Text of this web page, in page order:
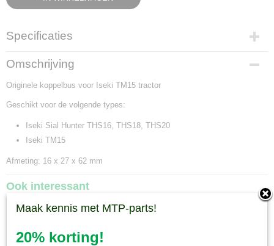
Specificaties
Bruto gewicht
0,10 Kg
Omschrijving
Originele koppelbus voor Iseki TM15 tractor
Geschikt voor de volgende types:
Iseki Sial Hunter THS16, THS18, THS20
Iseki TM15
Afmeting: 16 x 27 x 62 mm
Ook interessant
Maak kennis met MTP-parts!
20% korting!